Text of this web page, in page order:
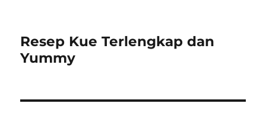
Resep Kue Terlengkap dan
Yummy